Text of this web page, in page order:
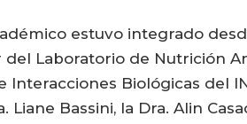
estuvo integrado
del Laboratorio de Nutrición
Interacciones Biológicas del
Liane Bassini, la Dra. Alin